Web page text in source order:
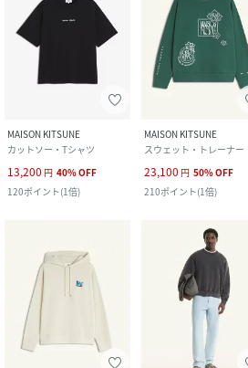
MAISON KITSUNE
カットソー・Tシャツ
13,200 円 40%OFF
120ポイント(1倍)
MAISON KITSUNE
スウェット・トレーナー
23,100 円 50%OFF
210ポイント(1倍)